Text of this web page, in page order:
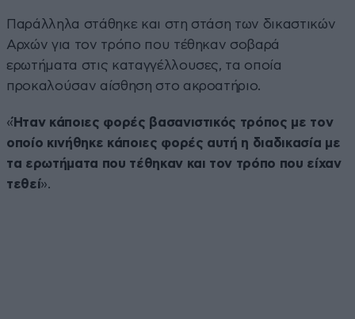
Παράλληλα στάθηκε και στη στάση των δικαστικών
Αρχών για τον τρόπο που τέθηκαν σοβαρά
ερωτήματα στις καταγγέλλουσες, τα οποία
προκαλούσαν αίσθηση στο ακροατήριο.
«Ήταν κάποιες φορές βασανιστικός τρόπος με τον
οποίο κινήθηκε κάποιες φορές αυτή η διαδικασία με
τα ερωτήματα που τέθηκαν και τον τρόπο που είχαν
τεθεί».